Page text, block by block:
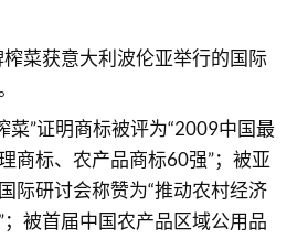
菜获意大利波伦亚举行的国际
菜”证明商标被评为“2009中国最
商标、农产品商标60强”；被亚
际研讨会称赞为“推动农村经济
；被首届中国农产品区域公用品